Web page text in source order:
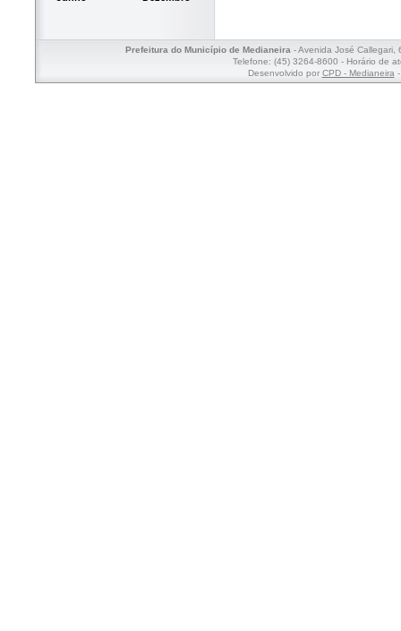
Prefeitura do Município de Medianeira- Avenida José Callegari,
Telefone: (45) 3264-8600 - Horário de
Desenvolvido por CPD - Medianeira-